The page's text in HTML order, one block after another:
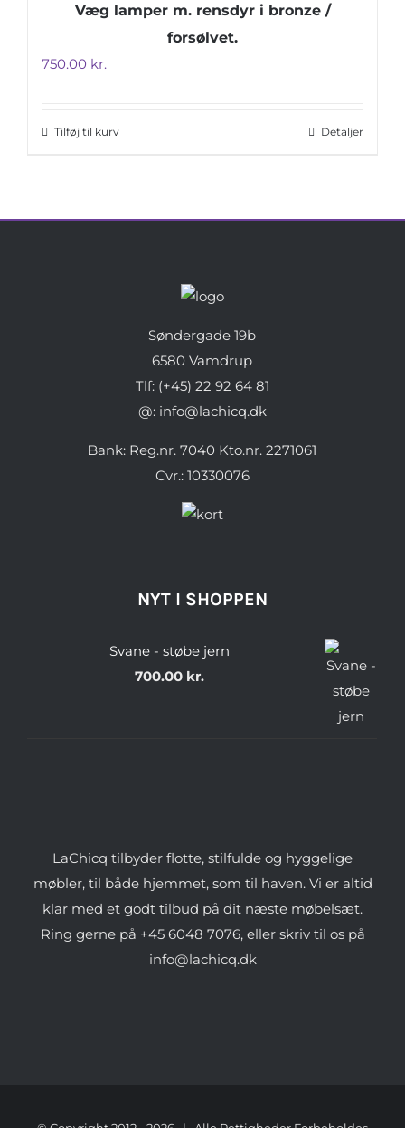
Væg lamper m. rensdyr i bronze /
forsølvet.
750.00 kr.
Tilføj til kurv Detaljer
Søndergade 19b
6580 Vamdrup
Tlf: (+45) 22 92 64 81
@: info@lachicq.dk
Bank: Reg.nr. 7040 Kto.nr. 2271061
Cvr.: 10330076
NYT I SHOPPEN
Svane - støbe jern
700.00 kr.
LaChicq tilbyder flotte, stilfulde og hyggelige
møbler, til både hjemmet, som til haven. Vi er altid
klar med et godt tilbud på dit næste møbelsæt.
Ring gerne på +45 6048 7076, eller skriv til os på
info@lachicq.dk